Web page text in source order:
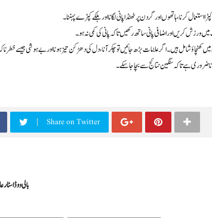
کرنا، ہاتھوں اور گردن پر ٹھنڈا پانی لگانا اور ہلکے کپڑے پہننا۔
کریں اور اضافی پانی ساتھ رکھیں تاکہ پانی کی کمی نہ ہو۔
میں کھنچاؤ شامل ہیں۔ اگر علامات بڑھ جائیں تو چکر آنا، دل کی دھڑکن تیز ہونا اور بے ہوشی جیسے
ضروری ہے تاکہ سنگین نتائج سے بچا جا سکے۔
Share on Twitter
بالی ووڈ